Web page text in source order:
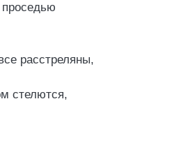
расстреляны,
стелются,